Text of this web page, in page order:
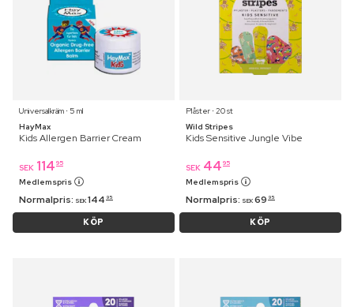
Universalkräm ⋅ 5 ml
HayMax
Kids Allergen Barrier Cream
SEK 114 95
Medlemspris
Normalpris: SEK 144 95
KÖP
Plåster ⋅ 20 st
Wild Stripes
Kids Sensitive Jungle Vibe
SEK 44 95
Medlemspris
Normalpris: SEK 69 95
KÖP